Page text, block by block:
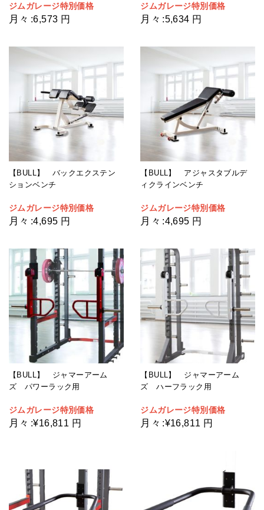
ジムガレージ特別価格
月々 :6,573 円
ジムガレージ特別価格
月々 :5,634 円
【BULL】 バックエクステン
ションベンチ
ジムガレージ特別価格
月々 :4,695 円
【BULL】 アジャスタブルデ
ィクラインベンチ
ジムガレージ特別価格
月々 :4,695 円
【BULL】 ジャマーアーム
ズ パワーラック用
ジムガレージ特別価格
月々 :¥16,811 円
【BULL】 ジャマーアーム
ズ ハーフラック用
ジムガレージ特別価格
月々 :¥16,811 円